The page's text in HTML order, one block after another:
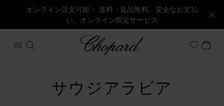
オンライン注文可能： 送料・返品無料、安全なお支払
い、オンライン限定サービス
メニューを開く
検索する
Chopard
Myマ
サウジアラビア